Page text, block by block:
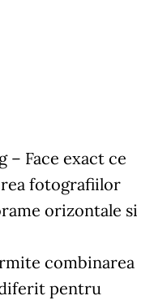
– Face exact ce
fotografiilor
orizontale si
combinarea
pentru